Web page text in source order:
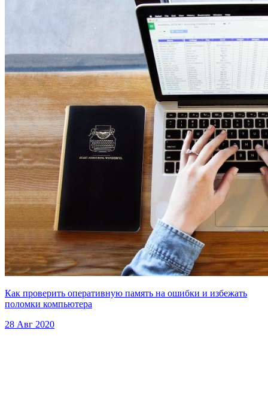
Как проверить оперативную память на ошибки и избежать
поломки компьютера
28 Авг 2020